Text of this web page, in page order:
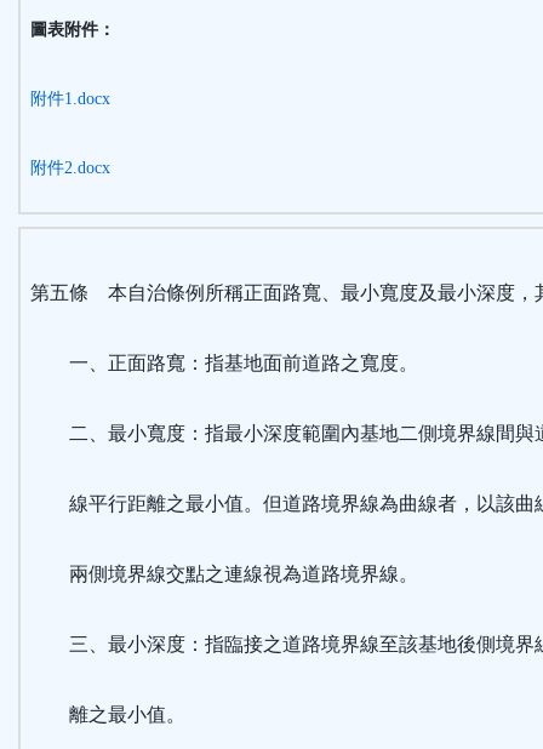
圖表附件：
附件1.docx
附件2.docx
第五條 本自治條例所稱正面路寬、最小寬度及最小深度，
一、正面路寬：指基地面前道路之寬度。
二、最小寬度：指最小深度範圍內基地二側境界線間與
線平行距離之最小值。但道路境界線為曲線者，以該曲
兩側境界線交點之連線視為道路境界線。
三、最小深度：指臨接之道路境界線至該基地後側境界
離之最小值。